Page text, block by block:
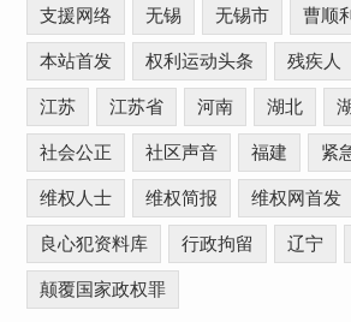
支援网络 无锡 无锡市 曹顺利
本站首发 权利运动头条 残疾人
江苏 江苏省 河南 湖北
社会公正 社区声音 福建 紧
维权人士 维权简报 维权网首发
良心犯资料库 行政拘留 辽宁
颠覆国家政权罪